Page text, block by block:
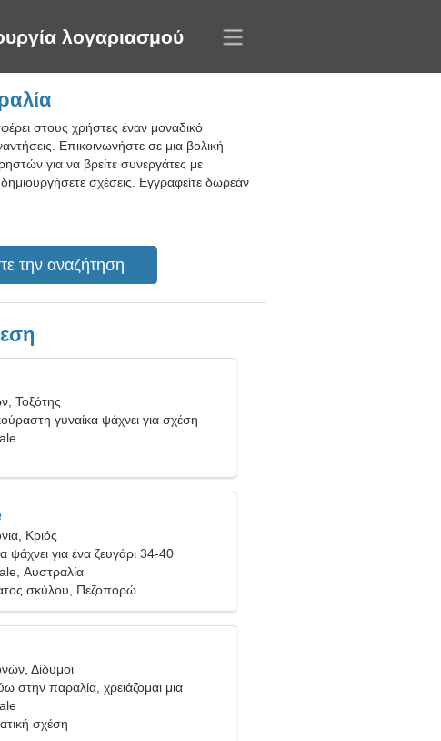
λογαριασμού
στους χρήστες έναν μοναδικό
Επικοινωνήστε σε μια βολική
για να βρείτε συνεργάτες με
σχέσεις. Εγγραφείτε δωρεάν
Τοξότης
γυναίκα ψάχνει για σχέση
Κριός
ψάχνει για ένα ζευγάρι 34-40
Αυστραλία
σκύλου, Πεζοπορώ
Δίδυμοι
στην παραλία, χρειάζομαι μια
γυναίκα
σχέση